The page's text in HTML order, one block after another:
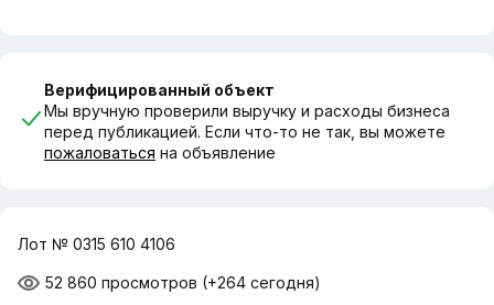
Верифицированный объект
Мы вручную проверили выручку и расходы бизнеса
перед публикацией. Если что-то не так, вы можете
пожаловаться на объявление
Лот № 0315 610 4106
52 860 просмотров (+264 сегодня)